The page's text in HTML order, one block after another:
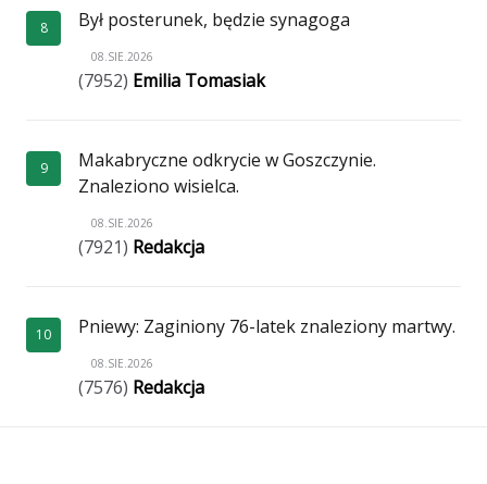
8 Był posterunek, będzie synagoga
08.SIE.2026
(7952) Emilia Tomasiak
9
Makabryczne odkrycie w Goszczynie.
Znaleziono wisielca.
08.SIE.2026
(7921) Redakcja
10 Pniewy: Zaginiony 76-latek znaleziony martwy.
08.SIE.2026
(7576) Redakcja